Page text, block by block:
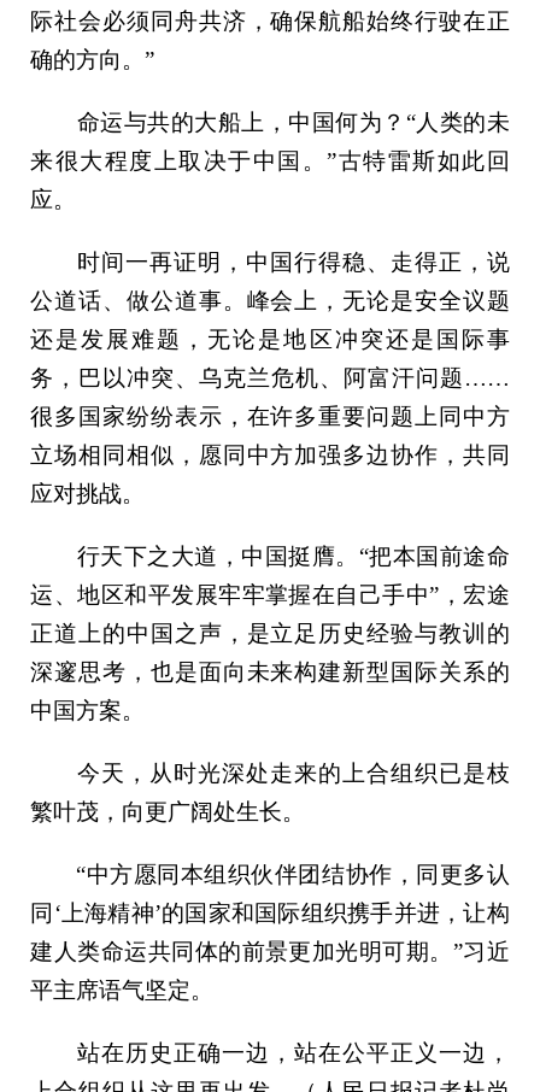
际社会必须同舟共济，确保航船始终行驶在正
确的方向。”
命运与共的大船上，中国何为？“人类的未
来很大程度上取决于中国。”古特雷斯如此回
应。
时间一再证明，中国行得稳、走得正，说
公道话、做公道事。峰会上，无论是安全议题
还是发展难题，无论是地区冲突还是国际事
务，巴以冲突、乌克兰危机、阿富汗问题……
很多国家纷纷表示，在许多重要问题上同中方
立场相同相似，愿同中方加强多边协作，共同
应对挑战。
行天下之大道，中国挺膺。“把本国前途命
运、地区和平发展牢牢掌握在自己手中”，宏途
正道上的中国之声，是立足历史经验与教训的
深邃思考，也是面向未来构建新型国际关系的
中国方案。
今天，从时光深处走来的上合组织已是枝
繁叶茂，向更广阔处生长。
“中方愿同本组织伙伴团结协作，同更多认
同‘上海精神’的国家和国际组织携手并进，让构
建人类命运共同体的前景更加光明可期。”习近
平主席语气坚定。
站在历史正确一边，站在公平正义一边，